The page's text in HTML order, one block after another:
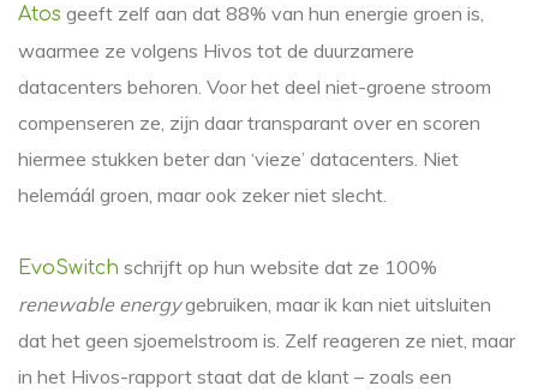
Atos geeft zelf aan dat 88% van hun energie groen is,
waarmee ze volgens Hivos tot de duurzamere
datacenters behoren. Voor het deel niet-groene stroom
compenseren ze, zijn daar transparant over en scoren
hiermee stukken beter dan ‘vieze’ datacenters. Niet
helemáál groen, maar ook zeker niet slecht.
EvoSwitch schrijft op hun website dat ze 100%
renewable energygebruiken, maar ik kan niet uitsluiten
dat het geen sjoemelstroom is. Zelf reageren ze niet, maar
in het Hivos-rapport staat dat de klant – zoals een